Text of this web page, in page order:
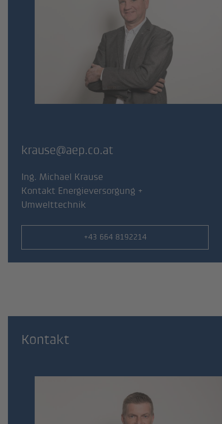
krause@aep.co.at
Ing. Michael Krause
Kontakt Energieversorgung +
Umwelttechnik
Telefonnummer
+43 664 8192214
Kontakt